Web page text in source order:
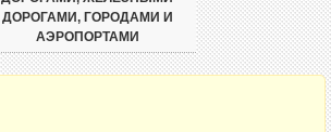
ДОРОГАМИ, ГОРОДАМИ И
АЭРОПОРТАМИ